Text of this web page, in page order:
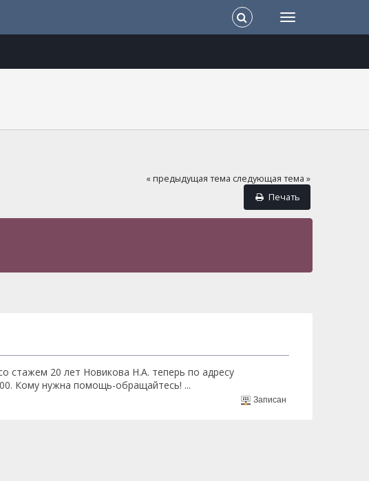
« предыдущая тема следующая тема »
Печать
стажем 20 лет Новикова Н.А. теперь по адресу
Кому нужна помощь-обращайтесь! ...
Записан